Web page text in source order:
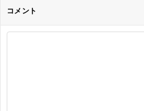
コメント